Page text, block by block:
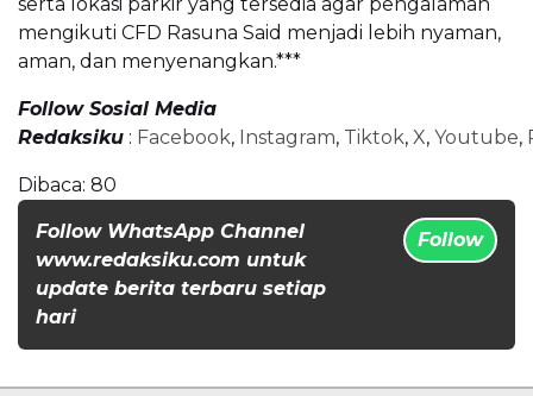
mengikuti CFD Rasuna Said menjadi lebih nyaman,
aman, dan menyenangkan.***
Follow Sosial Media
Redaksiku : Facebook, Instagram, Tiktok, X, Youtube,
Dibaca: 80
Follow WhatsApp Channel
www.redaksiku.com untuk
update berita terbaru setiap
hari
Follow